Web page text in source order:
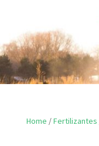
Home /Fertilizantes